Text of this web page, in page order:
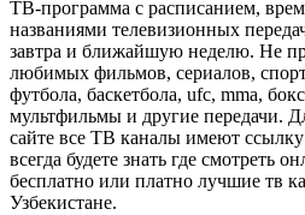
ТВ-программа с расписанием,
названиями телевизионных
завтра и ближайшую неделю. Не
любимых фильмов, сериалов,
футбола, баскетбола, ufc, mma,
мультфильмы и другие передачи.
сайте все ТВ каналы имеют
всегда будете знать где смотреть
бесплатно или платно лучшие тв
Узбекистане.